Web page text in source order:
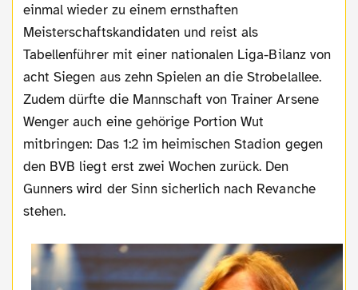
einmal wieder zu einem ernsthaften
Meisterschaftskandidaten und reist als
Tabellenführer mit einer nationalen Liga-Bilanz von
acht Siegen aus zehn Spielen an die Strobelallee.
Zudem dürfte die Mannschaft von Trainer Arsene
Wenger auch eine gehörige Portion Wut
mitbringen: Das 1:2 im heimischen Stadion gegen
den BVB liegt erst zwei Wochen zurück. Den
Gunners wird der Sinn sicherlich nach Revanche
stehen.